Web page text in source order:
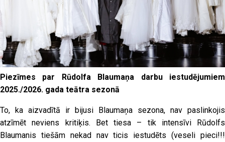
Piezīmes par Rūdolfa Blaumaņa darbu iestudējumiem
2025./2026. gada teātra sezonā
To, ka aizvadītā ir bijusi Blaumaņa sezona, nav paslinkojis
atzīmēt neviens kritiķis. Bet tiesa – tik intensīvi Rūdolfs
Blaumanis tiešām nekad nav ticis iestudēts (veseli pieci!!!